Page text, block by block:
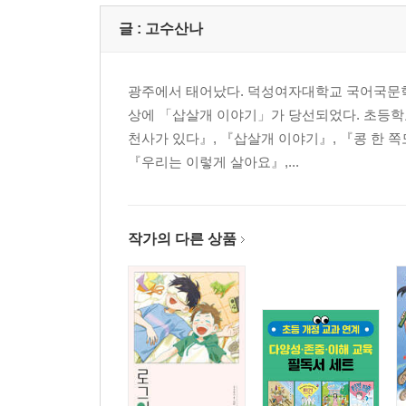
글 : 고수산나
광주에서 태어났다. 덕성여자대학교 국어국
상에 「삽살개 이야기」가 당선되었다. 초등
천사가 있다』, 『삽살개 이야기』, 『콩 한
『우리는 이렇게 살아요』,...
작가의 다른 상품